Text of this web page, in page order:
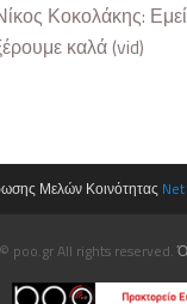
Κοκολάκης:
καλά (vid)
Μελών Κοινότητας
© poo.gr All rights reserved.